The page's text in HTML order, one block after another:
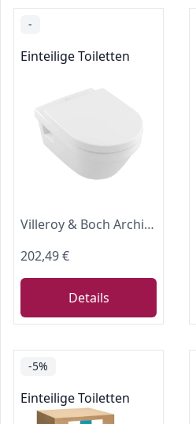
-
Einteilige Toiletten
Villeroy & Boch Architectura Combi-Pack Tiefspül- WC DirectFlush (offener Spülrand) inklusive WC-Sitz mit SoftClosing Funktion, Weiß Alpin, 5684HR01, Farbe: Weiß
202,49 €
Details
-5%
Einteilige Toiletten